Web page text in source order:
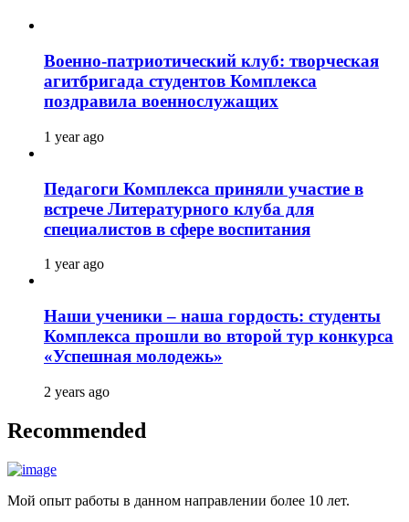
Военно-патриотический клуб: творческая
агитбригада студентов Комплекса
поздравила военнослужащих
1 year ago
Педагоги Комплекса приняли участие в
встрече Литературного клуба для
специалистов в сфере воспитания
1 year ago
Наши ученики – наша гордость: студенты
Комплекса прошли во второй тур конкурса
«Успешная молодежь»
2 years ago
Recommended
Мой опыт работы в данном направлении более 10 лет.